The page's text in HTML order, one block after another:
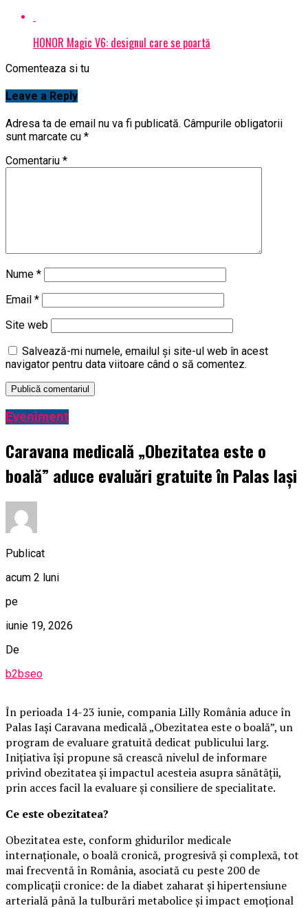
HONOR Magic V6: designul care se poartă
Comenteaza si tu
Leave a Reply
Adresa ta de email nu va fi publicată. Câmpurile obligatorii
sunt marcate cu *
Comentariu *
Nume *
Email *
Site web
Salvează-mi numele, emailul și site-ul web în acest
navigator pentru data viitoare când o să comentez.
Eveniment
Caravana medicală „Obezitatea este o
boală” aduce evaluări gratuite în Palas Iași
Publicat
acum 2 luni
pe
iunie 19, 2026
De
b2bseo
În perioada 14-23 iunie, compania Lilly România aduce în
Palas Iași Caravana medicală „Obezitatea este o boală”, un
program de evaluare gratuită dedicat publicului larg.
Inițiativa își propune să crească nivelul de informare
privind obezitatea și impactul acesteia asupra sănătății,
prin acces facil la evaluare și consiliere de specialitate.
Ce este obezitatea?
Obezitatea este, conform ghidurilor medicale
internaționale, o boală cronică, progresivă și complexă, tot
mai frecventă în România, asociată cu peste 200 de
complicații cronice: de la diabet zaharat și hipertensiune
arterială până la tulburări metabolice și impact emoțional